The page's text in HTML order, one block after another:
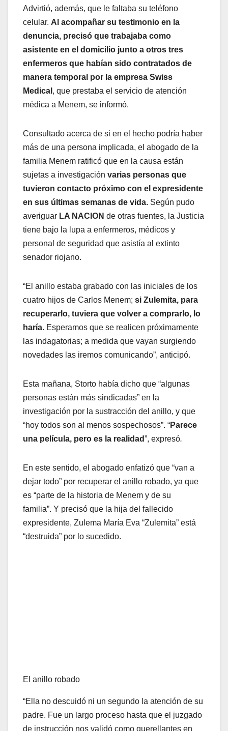
Advirtió, además, que le faltaba su teléfono
celular. Al acompañar su testimonio en la
denuncia, precisó que trabajaba como
asistente en el domicilio junto a otros tres
enfermeros que habían sido contratados de
manera temporal por la empresa Swiss
Medical , que prestaba el servicio de atención
médica a Menem, se informó.
Consultado acerca de si en el hecho podría haber
más de una persona implicada, el abogado de la
familia Menem ratificó que en la causa están
sujetas a investigación varias personas que
tuvieron contacto próximo con el expresidente
en sus últimas semanas de vida. Según pudo
averiguar LA NACION de otras fuentes, la Justicia
tiene bajo la lupa a enfermeros, médicos y
personal de seguridad que asistía al extinto
senador riojano.
“El anillo estaba grabado con las iniciales de los
cuatro hijos de Carlos Menem; si Zulemita, para
recuperarlo, tuviera que volver a comprarlo, lo
haría. Esperamos que se realicen próximamente
las indagatorias; a medida que vayan surgiendo
novedades las iremos comunicando”, anticipó.
Esta mañana, Storto había dicho que “algunas
personas están más sindicadas” en la
investigación por la sustracción del anillo, y que
“hoy todos son al menos sospechosos”. “Parece
una película, pero es la realidad”, expresó.
En este sentido, el abogado enfatizó que “van a
dejar todo” por recuperar el anillo robado, ya que
es “parte de la historia de Menem y de su
familia”. Y precisó que la hija del fallecido
expresidente, Zulema María Eva “Zulemita” está
“destruida” por lo sucedido.
El anillo robado
“Ella no descuidó ni un segundo la atención de su
padre. Fue un largo proceso hasta que el juzgado
de instrucción nos validó como querellantes en